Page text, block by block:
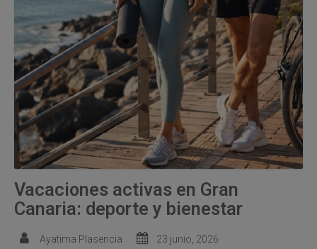
Vacaciones activas en Gran
Canaria: deporte y bienestar
Ayatima Plasencia 23 junio, 2026